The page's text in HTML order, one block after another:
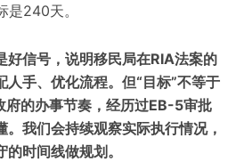
240天。
好信号，说明移民局在RIA法案的
人手、优化流程。但“目标”不等于
府的办事节奏，经历过EB-5审批
。我们会持续观察实际执行情况，
时间线做规划。